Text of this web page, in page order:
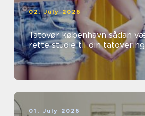
02. July 2026
Tatovør københavn sådan vælger du det
rette studie til din tatovering
01. July 2026